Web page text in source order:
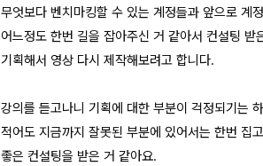
무엇보다 벤치마킹할 수 있는 계정들과 앞으로 계
어느정도 한번 길을 잡아주신 거 같아서 컨설팅 받
기획해서 영상 다시 제작해보려고 합니다.
강의를 듣고나니 기획에 대한 부분이 걱정되기는
적어도 지금까지 잘못된 부분에 있어서는 한번 집
좋은 컨설팅을 받은 거 같아요.